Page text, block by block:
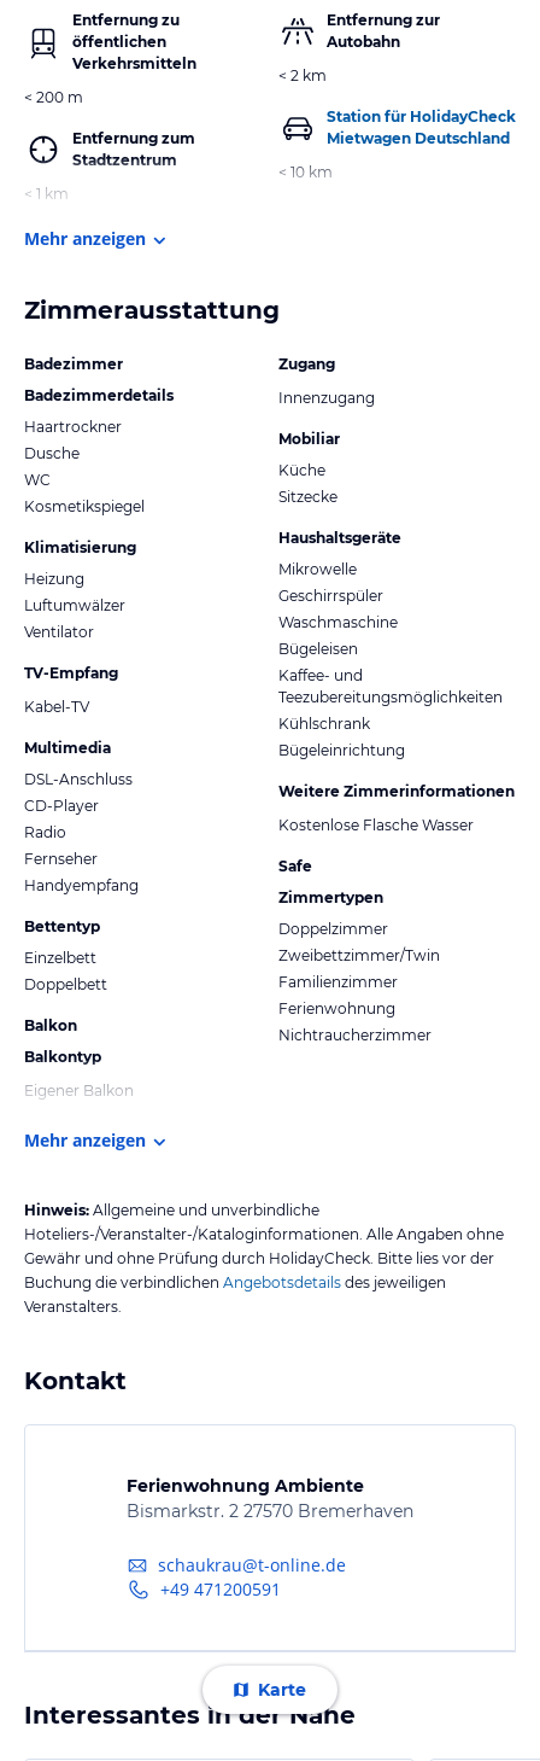
Entfernung zu
öffentlichen
Verkehrsmitteln
< 200 m
Entfernung zum
Stadtzentrum
< 1 km
Entfernung zur
Autobahn
< 2 km
Station für HolidayCheck
Mietwagen Deutschland
< 10 km
Mehr anzeigen
Zimmerausstattung
Badezimmer
Badezimmerdetails
Haartrockner
Dusche
WC
Kosmetikspiegel
Klimatisierung
Heizung
Luftumwälzer
Ventilator
TV-Empfang
Kabel-TV
Multimedia
DSL-Anschluss
CD-Player
Radio
Fernseher
Handyempfang
Bettentyp
Einzelbett
Doppelbett
Balkon
Balkontyp
Eigener Balkon
Zugang
Innenzugang
Mobiliar
Küche
Sitzecke
Haushaltsgeräte
Mikrowelle
Geschirrspüler
Waschmaschine
Bügeleisen
Kaffee- und
Teezubereitungsmöglichkeiten
Kühlschrank
Bügeleinrichtung
Weitere Zimmerinformationen
Kostenlose Flasche Wasser
Safe
Zimmertypen
Doppelzimmer
Zweibettzimmer/Twin
Familienzimmer
Ferienwohnung
Nichtraucherzimmer
Mehr anzeigen
Hinweis: Allgemeine und unverbindliche
Hoteliers-/Veranstalter-/Kataloginformationen. Alle Angaben ohne
Gewähr und ohne Prüfung durch HolidayCheck. Bitte lies vor der
Buchung die verbindlichen Angebotsdetails des jeweiligen
Veranstalters.
Kontakt
Ferienwohnung Ambiente
Bismarkstr. 2 27570 Bremerhaven
schaukrau@t-online.de
+49 471200591
Karte
Interessantes in der Nähe